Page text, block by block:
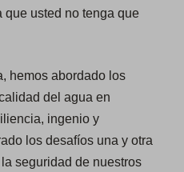
que usted no tenga que
hemos abordado los
del agua en
ingenio y
los desafíos una y otra
seguridad de nuestros